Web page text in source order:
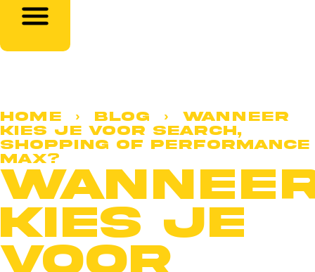
Home › Blog › Wanneer
kies je voor Search,
Shopping of Performance
Max?
kies je
voor